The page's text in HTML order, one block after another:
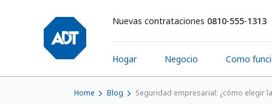
Nuevas contrataciones 0810-555-1313
Hogar Negocio Como
Home Blog Seguridad empresarial: ¿cómo elegir